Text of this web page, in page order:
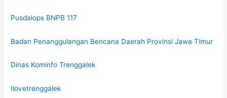
Pusdalops BNPB 117
Badan Penanggulangan Bencana Daerah Provinsi Jawa Timur
Dinas Kominfo Trenggalek
Ilovetrenggalek